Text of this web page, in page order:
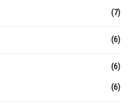
(7)
(6)
(6)
(6)